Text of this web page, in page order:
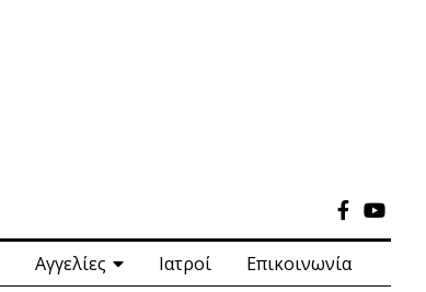
Αγγελίες Ιατροί Επικοινωνία